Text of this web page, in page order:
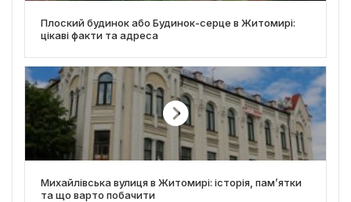
Плоский будинок або Будинок-серце в Житомирі:
цікаві факти та адреса
Михайлівська вулиця в Житомирі: історія, пам’ятки
та що варто побачити